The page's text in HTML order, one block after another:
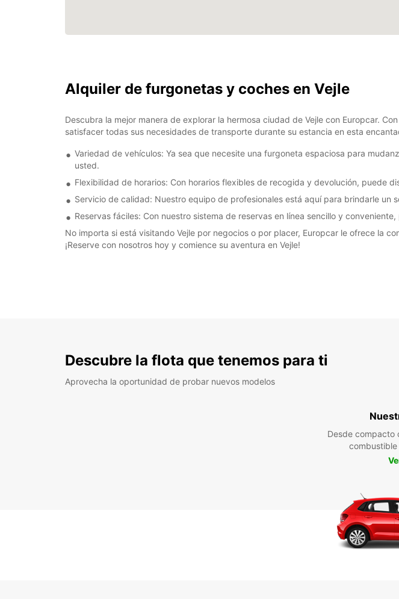
Alquiler de furgonetas y coches en Vejle
Descubra la mejor manera de explorar la hermosa ciudad de Vejle con Europcar.
satisfacer todas sus necesidades de transporte durante su estancia en esta
Variedad de vehículos: Ya sea que necesite una furgoneta espaciosa para
usted.
Flexibilidad de horarios: Con horarios flexibles de recogida y devolución, puede
Servicio de calidad: Nuestro equipo de profesionales está aquí para brindarle
Reservas fáciles: Con nuestro sistema de reservas en línea sencillo y
No importa si está visitando Vejle por negocios o por placer, Europcar le ofrece la
¡Reserve con nosotros hoy y comience su aventura en Vejle!
Descubre la flota que tenemos para ti
Aprovecha la oportunidad de probar nuevos modelos
Desde compacto
combustible